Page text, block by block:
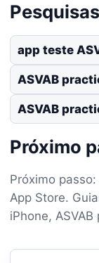
app teste
ASVAB
ASVAB
Próximo
Próximo
App Store.
iPhone,